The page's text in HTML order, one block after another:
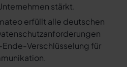
stärkt.
erfüllt alle deutschen
Verschlüsselung für